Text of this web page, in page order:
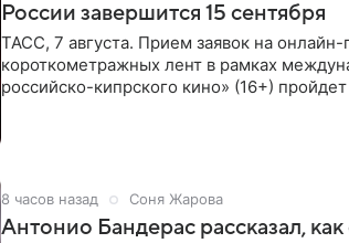
России завершится 15 сентября
ТАСС, 7 августа. Прием заявок на
короткометражных лент в рамках
российско-кипрского кино» (16+)
8 часов назад Соня Жарова
Антонио Бандерас рассказал,